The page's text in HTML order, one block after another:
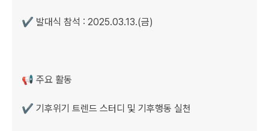
✔️ 발대식 참석 : 2025.03.13.(금)
📢 주요 활동
✔️ 기후위기 트렌드 스터디 및 기후행동 실천